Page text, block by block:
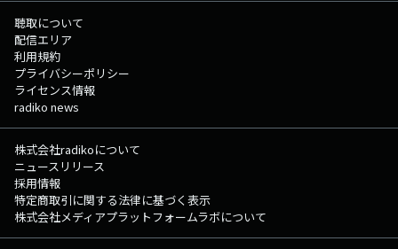
聴取について
配信エリア
利用規約
プライバシーポリシー
ライセンス情報
radiko news
株式会社radikoについて
ニュースリリース
採用情報
特定商取引に関する法律に基づく表示
株式会社メディアプラットフォームラボについて